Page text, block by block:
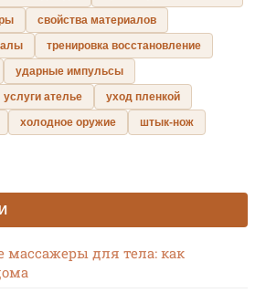
свойства материалов
тренировка восстановление
ударные импульсы
услуги ателье
уход пленкой
холодное оружие
штык-нож
массажеры для тела: как